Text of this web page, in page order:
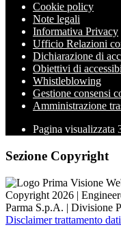
Cookie policy
Note legali
Informativa Privacy
Ufficio Relazioni
Dichiarazione di
Obiettivi di
Whistleblowing
Gestione consensi
Amministrazione
Pagina visualizzata
Sezione Copyright
Copyright 2026 |
Parma S.p.A. | Divisione
Disclaimer trattamento